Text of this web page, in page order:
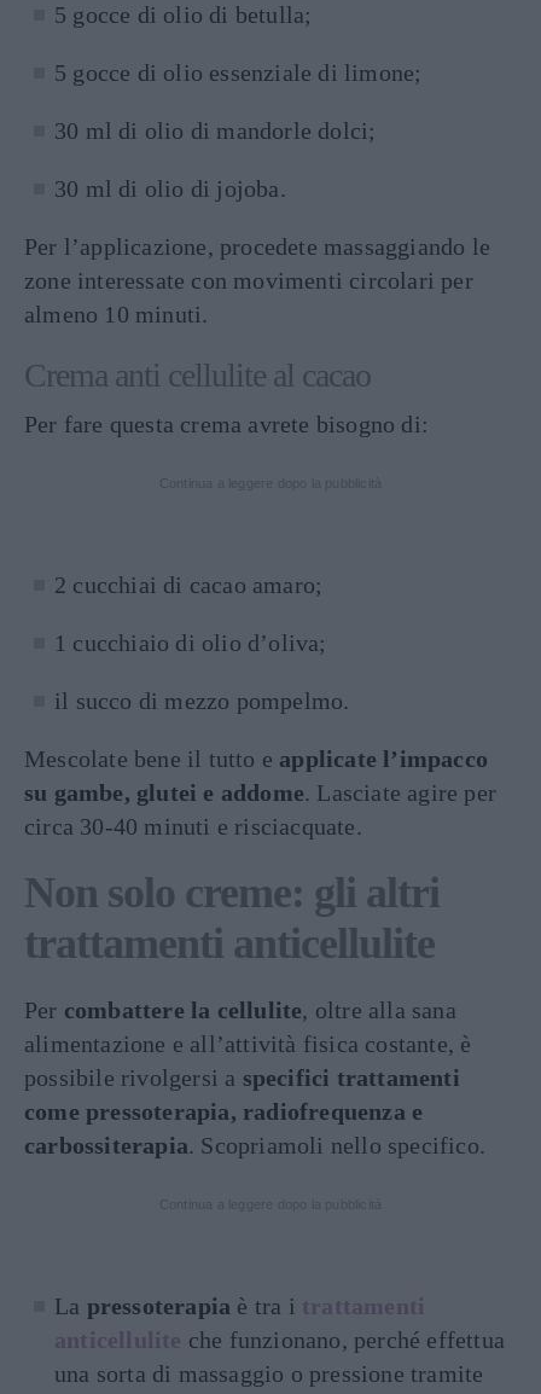
5 gocce di olio di betulla;
5 gocce di olio essenziale di limone;
30 ml di olio di mandorle dolci;
30 ml di olio di jojoba.
Per l’applicazione, procedete massaggiando le
zone interessate con movimenti circolari per
almeno 10 minuti.
Crema anti cellulite al cacao
Per fare questa crema avrete bisogno di:
2 cucchiai di cacao amaro;
1 cucchiaio di olio d’oliva;
il succo di mezzo pompelmo.
Mescolate bene il tutto e applicate l’impacco
su gambe, glutei e addome. Lasciate agire per
circa 30-40 minuti e risciacquate.
Non solo creme: gli altri
trattamenti anticellulite
Per combattere la cellulite, oltre alla sana
alimentazione e all’attività fisica costante, è
possibile rivolgersi a specifici trattamenti
come pressoterapia, radiofrequenza e
carbossiterapia. Scopriamoli nello specifico.
La pressoterapia è tra i trattamenti
anticellulite che funzionano, perché effettua
una sorta di massaggio o pressione tramite